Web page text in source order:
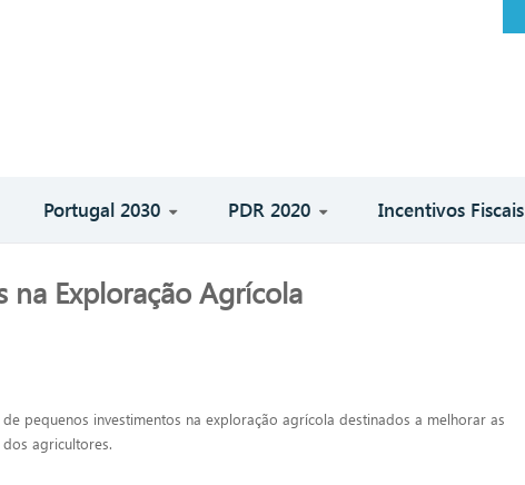
Portugal 2030 PDR 2020 Incentivos Fiscais
Exploração Agrícola
pequenos investimentos na exploração agrícola destinados a melhorar as
agricultores.